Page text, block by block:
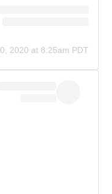
2020 at 8:25am PDT